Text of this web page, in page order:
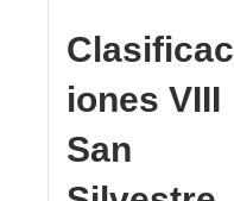
Clasificac
iones VIII
San